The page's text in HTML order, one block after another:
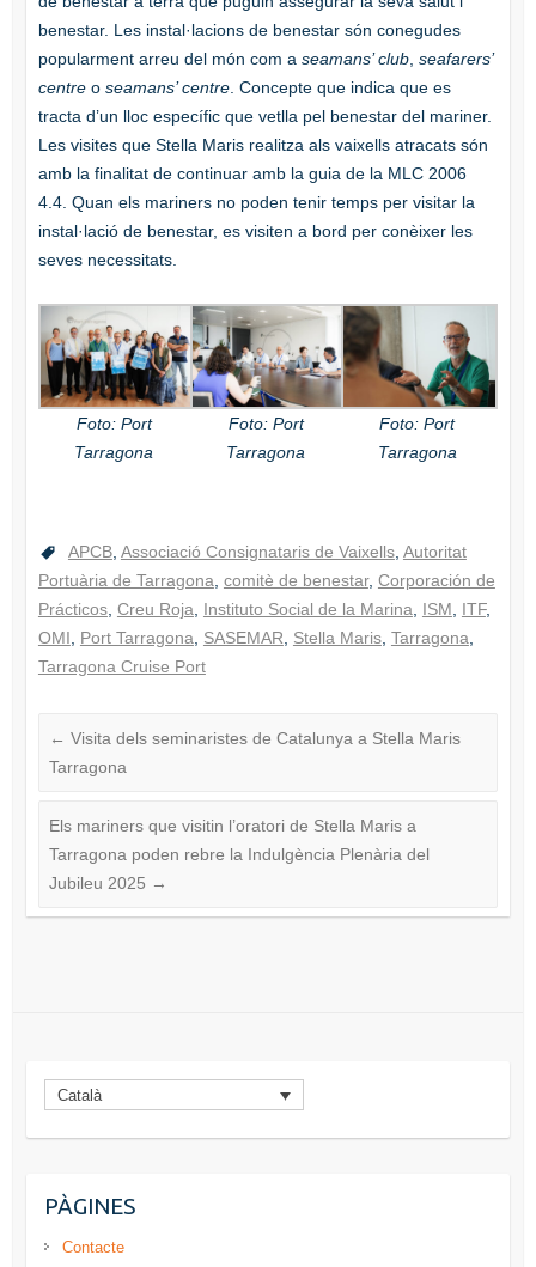
benestar. Les instal·lacions de benestar són conegudes
popularment arreu del món com a seamans’ club, seafarers’
centreo seamans’ centre. Concepte que indica que es
tracta d’un lloc específic que vetlla pel benestar del mariner.
Les visites que Stella Maris realitza als vaixells atracats són
amb la finalitat de continuar amb la guia de la MLC 2006
4.4. Quan els mariners no poden tenir temps per visitar la
instal·lació de benestar, es visiten a bord per conèixer les
seves necessitats.
Foto: Port
Tarragona
Foto: Port
Tarragona
Foto: Port
Tarragona
APCB, Associació Consignataris de Vaixells, Autoritat
Portuària de Tarragona comitè de benestar, Corporación de
Prácticos, Creu Roja Instituto Social de la Marina ISM ITF,
OMI
Port Tarragona SASEMAR Stella Maris, Tarragona
Tarragona Cruise Port
← Visita dels seminaristes de Catalunya a Stella Maris
Tarragona
Els mariners que visitin l’oratori de Stella Maris a
Tarragona poden rebre la Indulgència Plenària del
Jubileu 2025 →
Català
PÀGINES
Contacte